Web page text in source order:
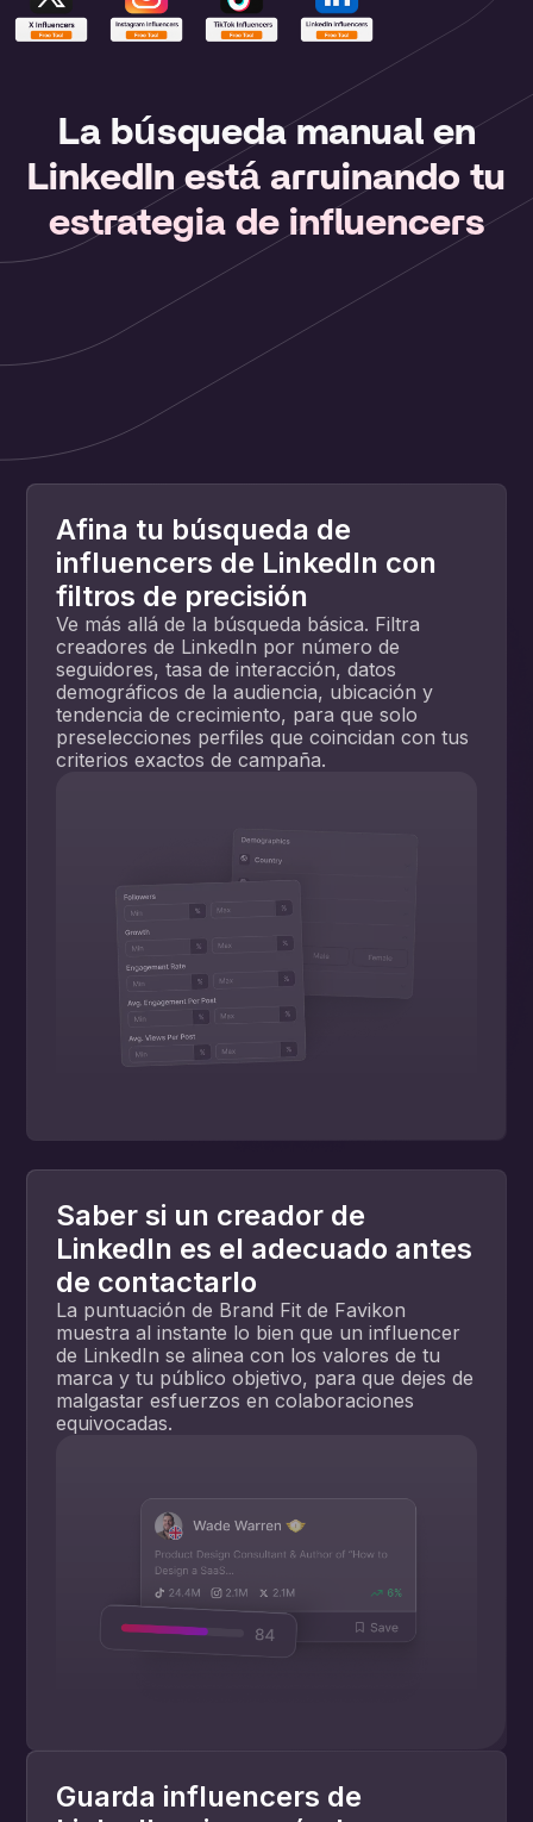
La búsqueda manual en
LinkedIn está arruinando tu
estrategia de influencers
Afina tu búsqueda de
influencers de LinkedIn con
filtros de precisión
Ve más allá de la búsqueda básica. Filtra
creadores de LinkedIn por número de
seguidores, tasa de interacción, datos
demográficos de la audiencia, ubicación y
tendencia de crecimiento, para que solo
preselecciones perfiles que coincidan con tus
criterios exactos de campaña.
Saber si un creador de
LinkedIn es el adecuado antes
de contactarlo
La puntuación de Brand Fit de Favikon
muestra al instante lo bien que un influencer
de LinkedIn se alinea con los valores de tu
marca y tu público objetivo, para que dejes de
malgastar esfuerzos en colaboraciones
equivocadas.
Guarda influencers de